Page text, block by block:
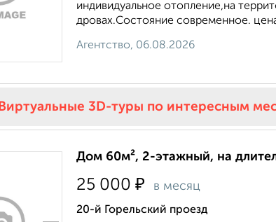
индивидуальное отопление,на
дровах.Состояние современное.
Агентство, 06.08.2026
Виртуальные 3D-туры по интересным
Дом 60м², 2-этажный, на
25 000 ₽ в месяц
20-й Горельский проезд